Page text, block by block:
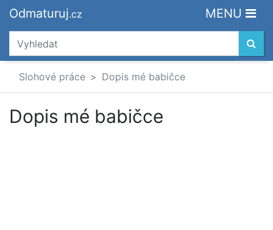
Odmaturuj.cz MENU
Slohové práce Dopis mé babičce
Dopis mé babičce